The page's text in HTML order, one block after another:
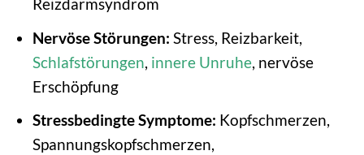
Nervöse Störungen: Stress, Reizbarkeit,
Schlafstörungen innere Unruhe, nervöse
Erschöpfung
Stressbedingte Symptome: Kopfschmerzen,
Spannungskopfschmerzen,